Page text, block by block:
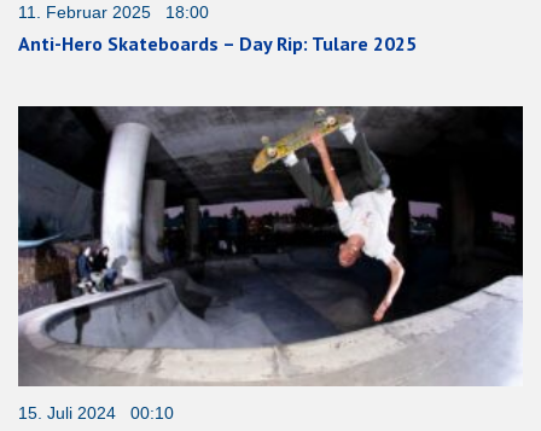
11. Februar 2025 18:00
Anti-Hero Skateboards – Day Rip: Tulare 2025
15. Juli 2024 00:10